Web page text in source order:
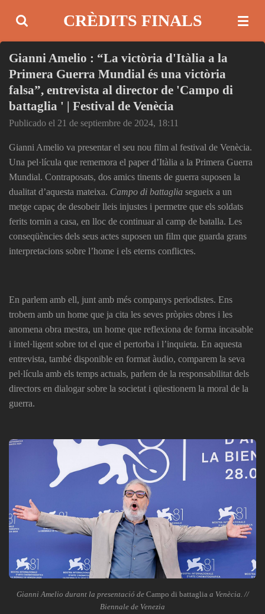
contenido
principal
CRÈDITS FINALS
Gianni Amelio : “La victòria d'Itàlia a la
Primera Guerra Mundial és una victòria
falsa”, entrevista al director de 'Campo di
battaglia ' | Festival de Venècia
Publicado el 21 de septiembre de 2024, 18:11
Gianni Amelio va presentar el seu nou film al festival de Venècia.
Una pel·lícula que rememora el paper d’Itàlia a la Primera Guerra
Mundial. Contraposats, dos amics tinents de guerra suposen la
dualitat d’aquesta mateixa. Campo di battaglia segueix a un
metge capaç de desobeir lleis injustes i permetre que els soldats
ferits tornin a casa, en lloc de continuar al camp de batalla. Les
conseqüències dels seus actes suposen un film que guarda grans
interpretacions sobre l’home i els eterns conflictes.
En parlem amb ell, junt amb més companys periodistes. Ens
trobem amb un home que ja cita les seves pròpies obres i les
anomena obra mestra, un home que reflexiona de forma incasable
i intel·ligent sobre tot el que el pertorba i l’inquieta. En aquesta
entrevista, també disponible en format àudio, comparem la seva
pel·lícula amb els temps actuals, parlem de la responsabilitat dels
directors en dialogar sobre la societat i qüestionem la moral de la
guerra.
Gianni Amelio durant la presentació de Campo di battagliaa Venècia. //
Biennale de Venezia